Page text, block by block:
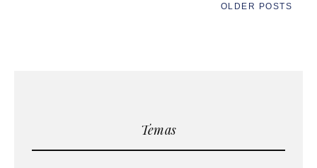
OLDER POSTS
Temas